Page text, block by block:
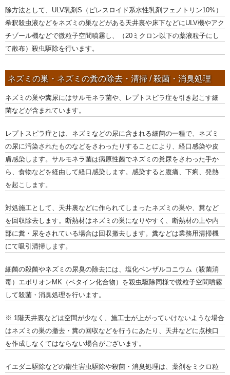
除方法として、ULV乳剤S（ピレスロイド系水性乳剤フェノトリン10%）
希釈殺虫液などをネズミの巣などがある天井裏や床下などにULV機やアク
チゾール機などで微粒子空間噴霧し、（20ミクロン以下の薬液粒子にし
て散布）殺虫駆除を行います。
ネズミの巣・ネズミの糞の除去・清掃 / 殺菌・消臭処理
ネズミの巣や糞尿にはサルモネラ菌や、レプトスピラ症を引き起こす細
菌などが含まれています。
レプトスピラ症とは、ネズミなどの尿に含まれる細菌の一種で、ネズミ
の尿に汚染されたものなどをさわったりすることにより、経口感染や皮
膚感染します。サルモネラ菌は病原性菌でネズミの糞尿をさわった手か
ら、食物などを経由して経口感染します。感染すると腹痛、下痢、発熱
を起こします。
対処施工として、天井裏などに作られてしまったネズミの巣や、糞など
を回収除去します。断熱材はネズミの巣になりやすく、断熱材の上や内
部に糞・尿をされている場合は回収撤去します。糞などは業務用清掃機
にて吸引清掃します。
細菌の殺菌やネズミの尿臭の除去には、塩化ベンザルコニウム（殺菌消
毒）エポリオンMK（ベタイン化合物）を殺虫駆除同様で微粒子空間噴霧
して殺菌・消臭処理を行います。
※ 1階天井裏などは空間が少なく、施工士が上がっていけないような場合
はネズミの巣の撤去・糞の回収などを行うにあたり、天井などに点検口
を作成しなくてはならない場合がございます。
イエダニ駆除などの衛生害虫駆除や殺菌・消臭処理は、薬剤をミクロ粒